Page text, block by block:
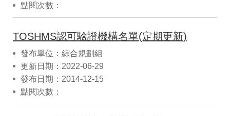
點閱次數：
TOSHMS認可驗證機構名單(定期更新)
發布單位：綜合規劃組
更新日期：2022-06-29
發布日期：2014-12-15
點閱次數：